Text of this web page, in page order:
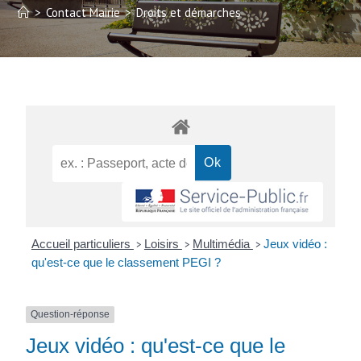
> Contact Mairie > Droits et démarches
Accueil particuliers > Loisirs > Multimédia > Jeux vidéo :
qu'est-ce que le classement PEGI ?
Question-réponse
Jeux vidéo : qu'est-ce que le